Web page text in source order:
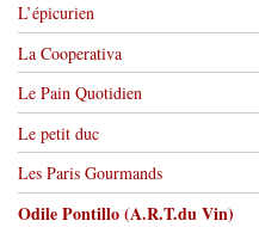
L’épicurien
La Cooperativa
Le Pain Quotidien
Le petit duc
Les Paris Gourmands
Odile Pontillo (A.R.T.du Vin)